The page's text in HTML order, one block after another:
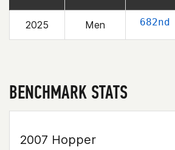
2025 Men 682nd
BENCHMARK STATS
2007 Hopper